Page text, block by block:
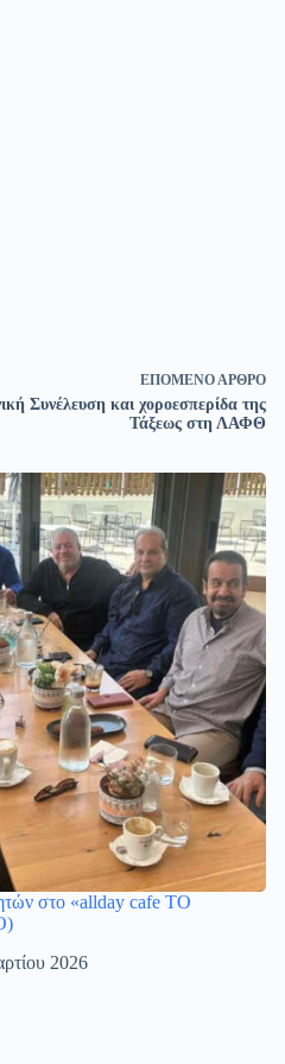
ΕΠΌΜΕΝΟΆΡΘΡΟ
Συνέλευση και χοροεσπερίδα της
Τάξεως στη ΛΑΦΘ
στο «allday cafe ΤΟ
2026